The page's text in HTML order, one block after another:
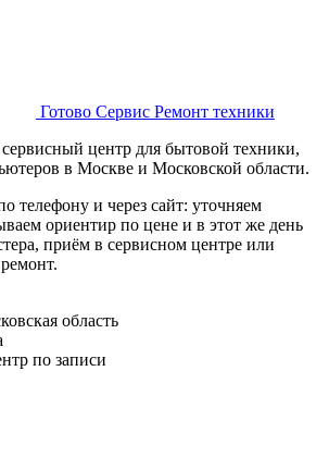
Готово Сервис Ремонт техники
центр для бытовой техники,
в Москве и Московской области.
телефону и через сайт: уточняем
ориентир по цене и в этот же день
приём в сервисном центре или
область
по записи